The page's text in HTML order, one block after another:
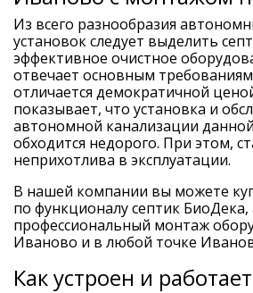
Из всего разнообразия
установок следует выделить
эффективное очистное
отвечает основным
отличается демократичной
показывает, что установка и
автономной канализации
обходится недорого. При этом,
неприхотлива в эксплуатации.
В нашей компании вы можете
по функционалу септик БиоДека,
профессиональный монтаж
Иваново и в любой точке
Как устроен и